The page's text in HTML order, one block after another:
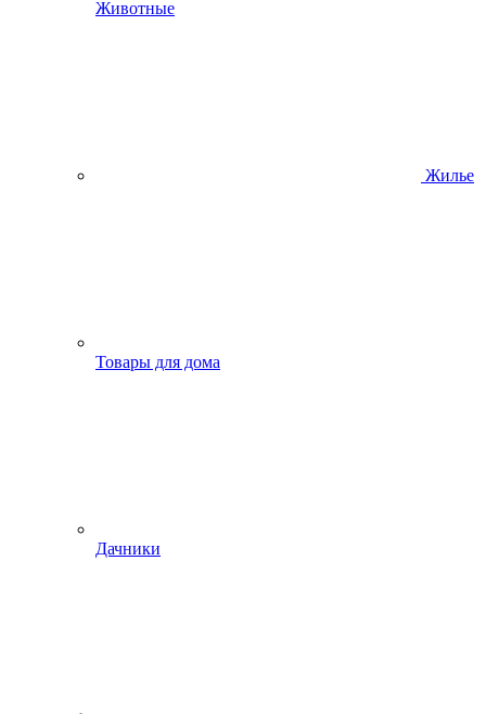
Животные
Жилье
Товары для дома
Дачники